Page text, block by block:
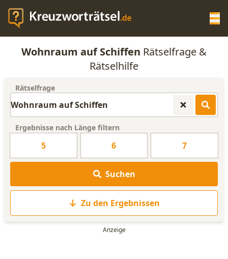
KREUZWORTRÄTSEL-HILFE
ANAGRAMM-GENERATOR
WORTLISTE
Wohnraum auf Schiffen Rätselfrage &
Rätselhilfe
Rätselfrage
Ergebnisse nach Länge filtern
5 6 7
Suchen
Zu den Ergebnissen